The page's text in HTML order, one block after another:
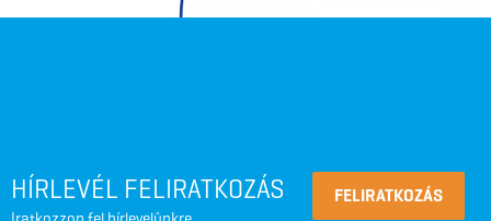
HÍRLEVÉL FELIRATKOZÁS FELIRATKOZÁS